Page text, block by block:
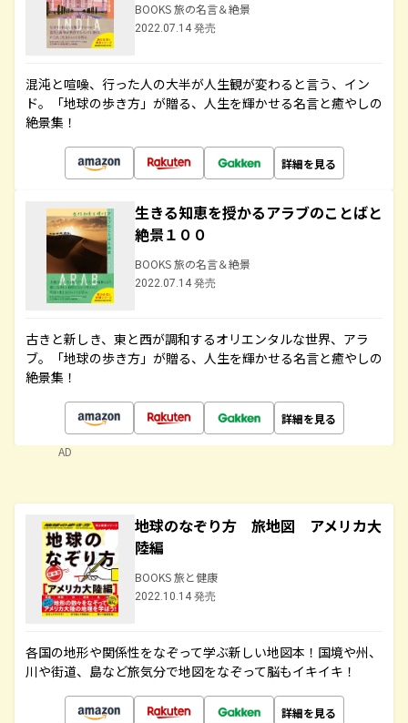
BOOKS 旅の名言＆絶景
2022.07.14 発売
混沌と喧噪、行った人の大半が人生観が変わると言う、イン
ド。「地球の歩き方」が贈る、人生を輝かせる名言と癒やしの
絶景集！
詳細を見る
生きる知恵を授かるアラブのことばと
絶景１００
BOOKS 旅の名言＆絶景
2022.07.14 発売
古きと新しき、東と西が調和するオリエンタルな世界、アラ
ブ。「地球の歩き方」が贈る、人生を輝かせる名言と癒やしの
絶景集！
詳細を見る
AD
地球のなぞり方 旅地図 アメリカ大
陸編
BOOKS 旅と健康
2022.10.14 発売
各国の地形や関係性をなぞって学ぶ新しい地図本！国境や州、
川や街道、島など旅気分で地図をなぞって脳もイキイキ！
詳細を見る